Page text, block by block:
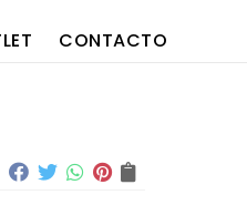
CONTACTO